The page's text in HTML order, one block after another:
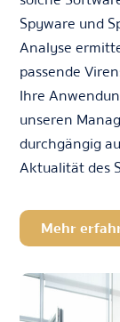
Spyware und
Analyse
passende
Ihre
unseren
durchgängig
Aktualität des
Mehr